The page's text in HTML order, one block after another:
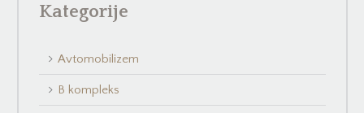
Kategorije
Avtomobilizem
B kompleks